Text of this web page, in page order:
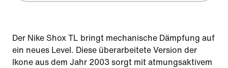
Der Nike Shox TL bringt mechanische Dämpfung auf
ein neues Level. Diese überarbeitete Version der
Ikone aus dem Jahr 2003 sorgt mit atmungsaktivem